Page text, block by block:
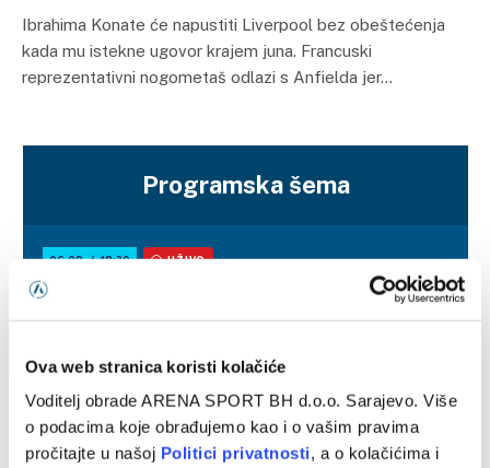
Ova web stranica koristi kolačiće
Voditelj obrade ARENA SPORT BH d.o.o. Sarajevo. Više
o podacima koje obrađujemo kao i o vašim pravima
pročitajte u našoj Politici privatnosti, a o kolačićima i
Ibrahima Konate će napustiti Liverpool bez obeštećenja
kada mu istekne ugovor krajem juna. Francuski
reprezentativni nogometaš odlazi s Anfielda jer…
Programska šema